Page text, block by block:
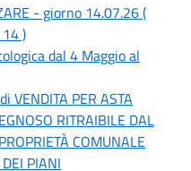
- giorno 14.07.26 (
)
dal 4 Maggio al
VENDITA PER ASTA
RITRAIBILE DAL
COMUNALE
PIANI